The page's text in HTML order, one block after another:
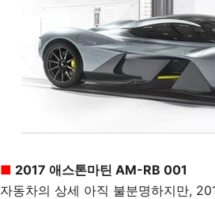
■ 2017 애스톤마틴 AM-RB 001
자동차의 상세 아직 불분명하지만,